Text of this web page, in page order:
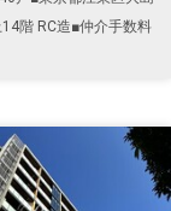
階 RC造■仲介手数料